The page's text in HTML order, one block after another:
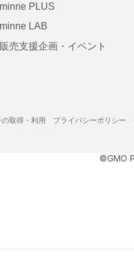
minne PLUS
minne LAB
販売支援企画・イベント
取得・利用 プライバシーポリシー
©GMO